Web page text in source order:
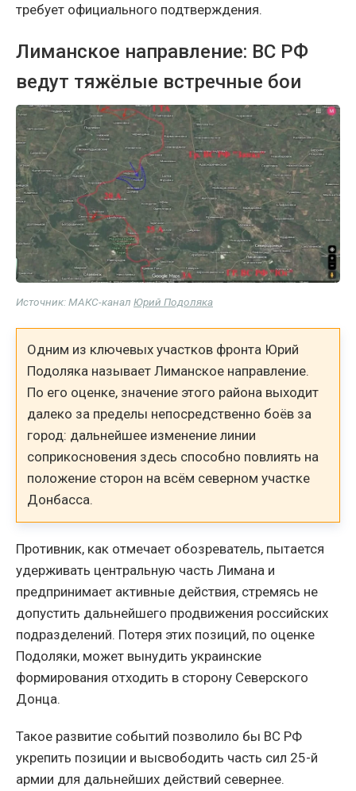
требует официального подтверждения.
Лиманское направление: ВС РФ
ведут тяжёлые встречные бои
Источник: МАКС-канал Юрий Подоляка
Одним из ключевых участков фронта Юрий
Подоляка называет Лиманское направление.
По его оценке, значение этого района выходит
далеко за пределы непосредственно боёв за
город: дальнейшее изменение линии
соприкосновения здесь способно повлиять на
положение сторон на всём северном участке
Донбасса.
Противник, как отмечает обозреватель, пытается
удерживать центральную часть Лимана и
предпринимает активные действия, стремясь не
допустить дальнейшего продвижения российских
подразделений. Потеря этих позиций, по оценке
Подоляки, может вынудить украинские
формирования отходить в сторону Северского
Донца.
Такое развитие событий позволило бы ВС РФ
укрепить позиции и высвободить часть сил 25-й
армии для дальнейших действий севернее.